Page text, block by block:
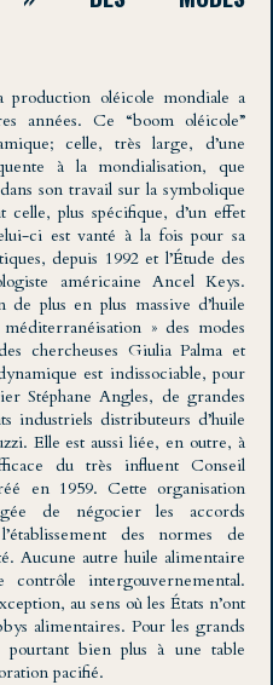
production oléicole mondiale a
années. Ce “boom oléicole”
celle, très large, d’une
à la mondialisation, que
son travail sur la symbolique
celle, plus spécifique, d’un effet
ci est vanté à la fois pour sa
depuis 1992 et l’Étude des
américaine Ancel Keys.
de plus en plus massive d’huile
» des modes
chercheuses Giulia Palma et
est indissociable, pour
Stéphane Angles, de grandes
industriels distributeurs d’huile
Elle est aussi liée, en outre, à
du très influent Conseil
en 1959. Cette organisation
de négocier les accords
des normes de
Aucune autre huile alimentaire
intergouvernemental.
au sens où les États n’ont
alimentaires. Pour les grands
pourtant bien plus à une table
pacifié.